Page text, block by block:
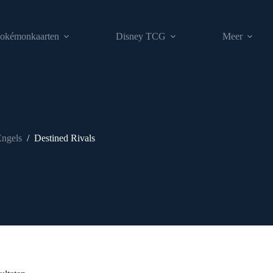
Disney TCG Meer
/ Destined Rivals